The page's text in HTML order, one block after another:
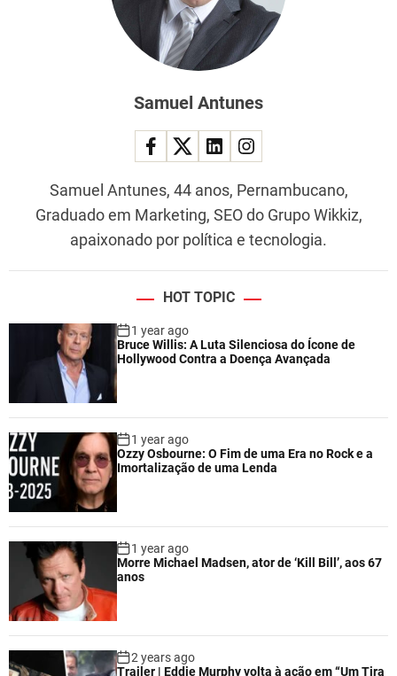
Samuel Antunes
Samuel Antunes, 44 anos, Pernambucano,
Graduado em Marketing, SEO do Grupo Wikkiz,
apaixonado por política e tecnologia.
HOT TOPIC
1 year ago
Bruce Willis: A Luta Silenciosa do Ícone de
Hollywood Contra a Doença Avançada
1 year ago
Ozzy Osbourne: O Fim de uma Era no Rock e a
Imortalização de uma Lenda
1 year ago
Morre Michael Madsen, ator de ‘Kill Bill’, aos 67
anos
2 years ago
Trailer | Eddie Murphy volta à ação em “Um Tira